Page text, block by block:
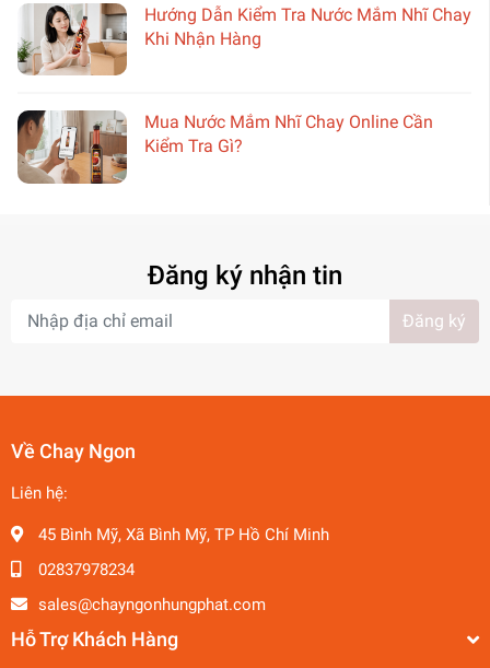
Hướng Dẫn Kiểm Tra Nước Mắm Nhĩ Chay
Khi Nhận Hàng
Mua Nước Mắm Nhĩ Chay Online Cần
Kiểm Tra Gì?
Đăng ký nhận tin
Đăng ký
Về Chay Ngon
Liên hệ:
45 Bình Mỹ, Xã Bình Mỹ, TP Hồ Chí Minh
02837978234
sales@chayngonhungphat.com
Hỗ Trợ Khách Hàng